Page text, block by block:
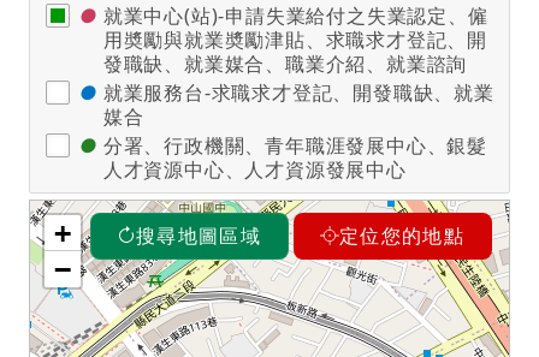
● 就業中心(站)-申請失業給付之失業認定、僱
用奬勵與就業奬勵津貼、求職求才登記、開
發職缺、就業媒合、職業介紹、就業諮詢
● 就業服務台-求職求才登記、開發職缺、就業
媒合
● 分署、行政機關、青年職涯發展中心、銀髮
人才資源中心、人才資源發展中心
搜尋地圖區域 定位您的地點
+
−